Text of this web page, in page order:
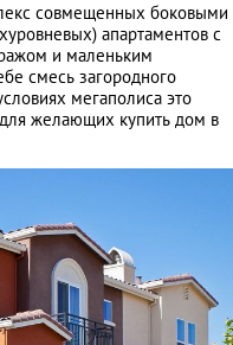
совмещенных боковыми
апартаментов с
и маленьким
смесь загородного
мегаполиса это
желающих купить дом в